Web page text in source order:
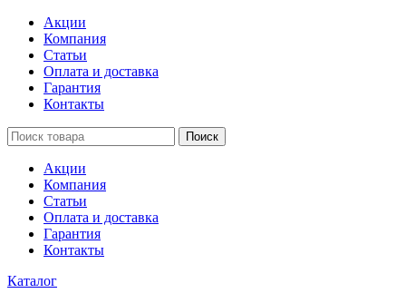
Акции
Компания
Статьи
Оплата и доставка
Гарантия
Контакты
Поиск
Акции
Компания
Статьи
Оплата и доставка
Гарантия
Контакты
Каталог